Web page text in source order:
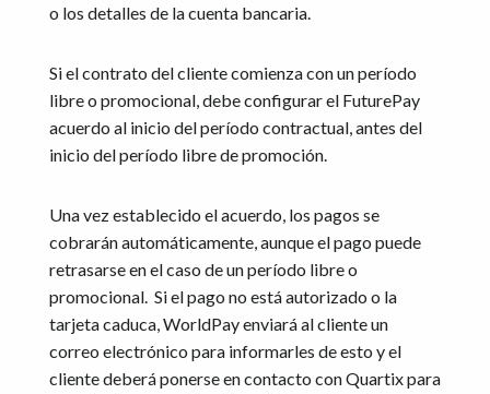
o los detalles de la cuenta bancaria.
Si el contrato del cliente comienza con un período
libre o promocional, debe configurar el FuturePay
acuerdo al inicio del período contractual, antes del
inicio del período libre de promoción.
Una vez establecido el acuerdo, los pagos se
cobrarán automáticamente, aunque el pago puede
retrasarse en el caso de un período libre o
promocional. Si el pago no está autorizado o la
tarjeta caduca, WorldPay enviará al cliente un
correo electrónico para informarles de esto y el
cliente deberá ponerse en contacto con Quartix para